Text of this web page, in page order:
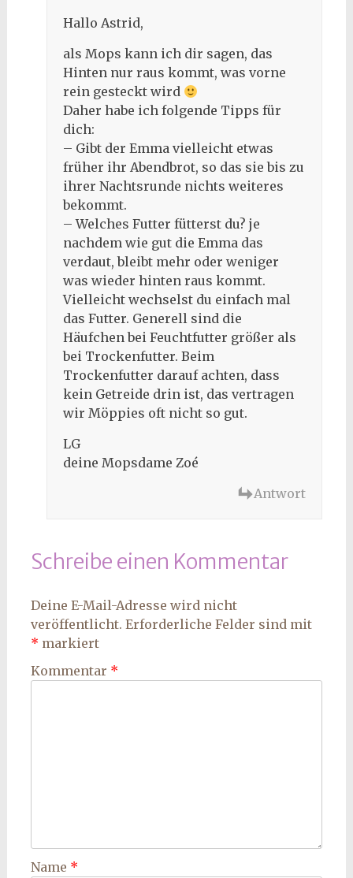
Hallo Astrid,
als Mops kann ich dir sagen, das
Hinten nur raus kommt, was vorne
rein gesteckt wird
Daher habe ich folgende Tipps für
dich:
– Gibt der Emma vielleicht etwas
früher ihr Abendbrot, so das sie bis zu
ihrer Nachtsrunde nichts weiteres
bekommt.
– Welches Futter fütterst du? je
nachdem wie gut die Emma das
verdaut, bleibt mehr oder weniger
was wieder hinten raus kommt.
Vielleicht wechselst du einfach mal
das Futter. Generell sind die
Häufchen bei Feuchtfutter größer als
bei Trockenfutter. Beim
Trockenfutter darauf achten, dass
kein Getreide drin ist, das vertragen
wir Möppies oft nicht so gut.
LG
deine Mopsdame Zoé
Antwort
Schreibe einen Kommentar
Deine E-Mail-Adresse wird nicht
veröffentlicht. Erforderliche Felder sind mit
* markiert
Kommentar *
Name *